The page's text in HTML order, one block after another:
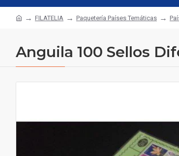
FILATELIA Paquetería Países Temáticas
Anguila 100 Sellos